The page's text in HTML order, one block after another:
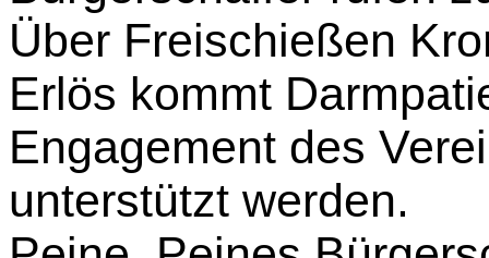
Über Freischießen
Erlös kommt
Engagement des
unterstützt werden.